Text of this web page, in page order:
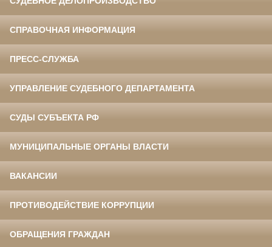
СПРАВОЧНАЯ ИНФОРМАЦИЯ
ПРЕСС-СЛУЖБА
УПРАВЛЕНИЕ СУДЕБНОГО ДЕПАРТАМЕНТА
СУДЫ СУБЪЕКТА РФ
МУНИЦИПАЛЬНЫЕ ОРГАНЫ ВЛАСТИ
ВАКАНСИИ
ПРОТИВОДЕЙСТВИЕ КОРРУПЦИИ
ОБРАЩЕНИЯ ГРАЖДАН